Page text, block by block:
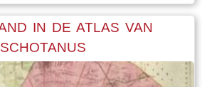
IN DE ATLAS VAN
SCHOTANUS